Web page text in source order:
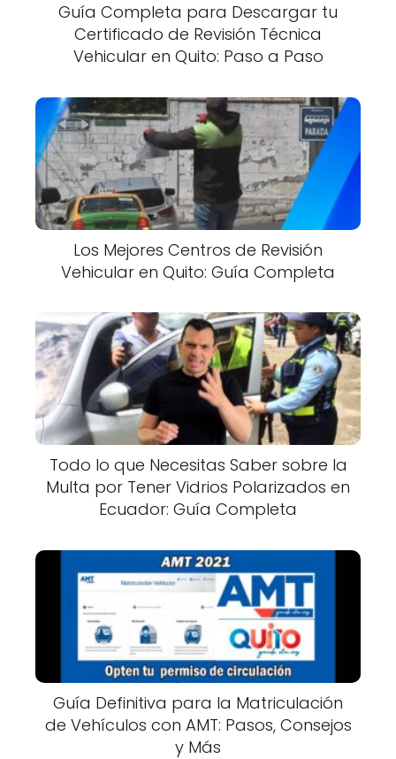
Guía Completa para Descargar tu
Certificado de Revisión Técnica
Vehicular en Quito: Paso a Paso
Los Mejores Centros de Revisión
Vehicular en Quito: Guía Completa
Todo lo que Necesitas Saber sobre la
Multa por Tener Vidrios Polarizados en
Ecuador: Guía Completa
Guía Definitiva para la Matriculación
de Vehículos con AMT: Pasos, Consejos
y Más